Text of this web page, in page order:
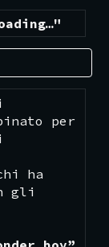
per
ha
gli